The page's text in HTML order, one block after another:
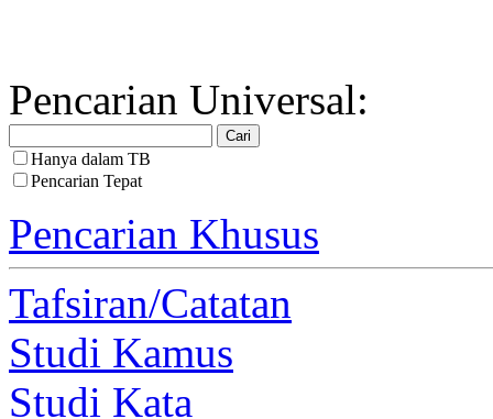
Pencarian Universal:
Hanya dalam TB
Pencarian Tepat
Pencarian Khusus
Tafsiran/Catatan
Studi Kamus
Studi Kata